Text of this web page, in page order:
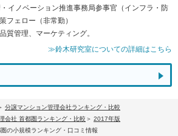
イノベーション推進事務局参事官（インフラ・防
フェロー（非常勤）
質管理、マーケティング。
≫鈴木研究室についての詳細はこちら
分譲マンション管理会社ランキング・比較
会社 首都圏ランキング・比較
2017年版
の小規模ランキング・口コミ情報